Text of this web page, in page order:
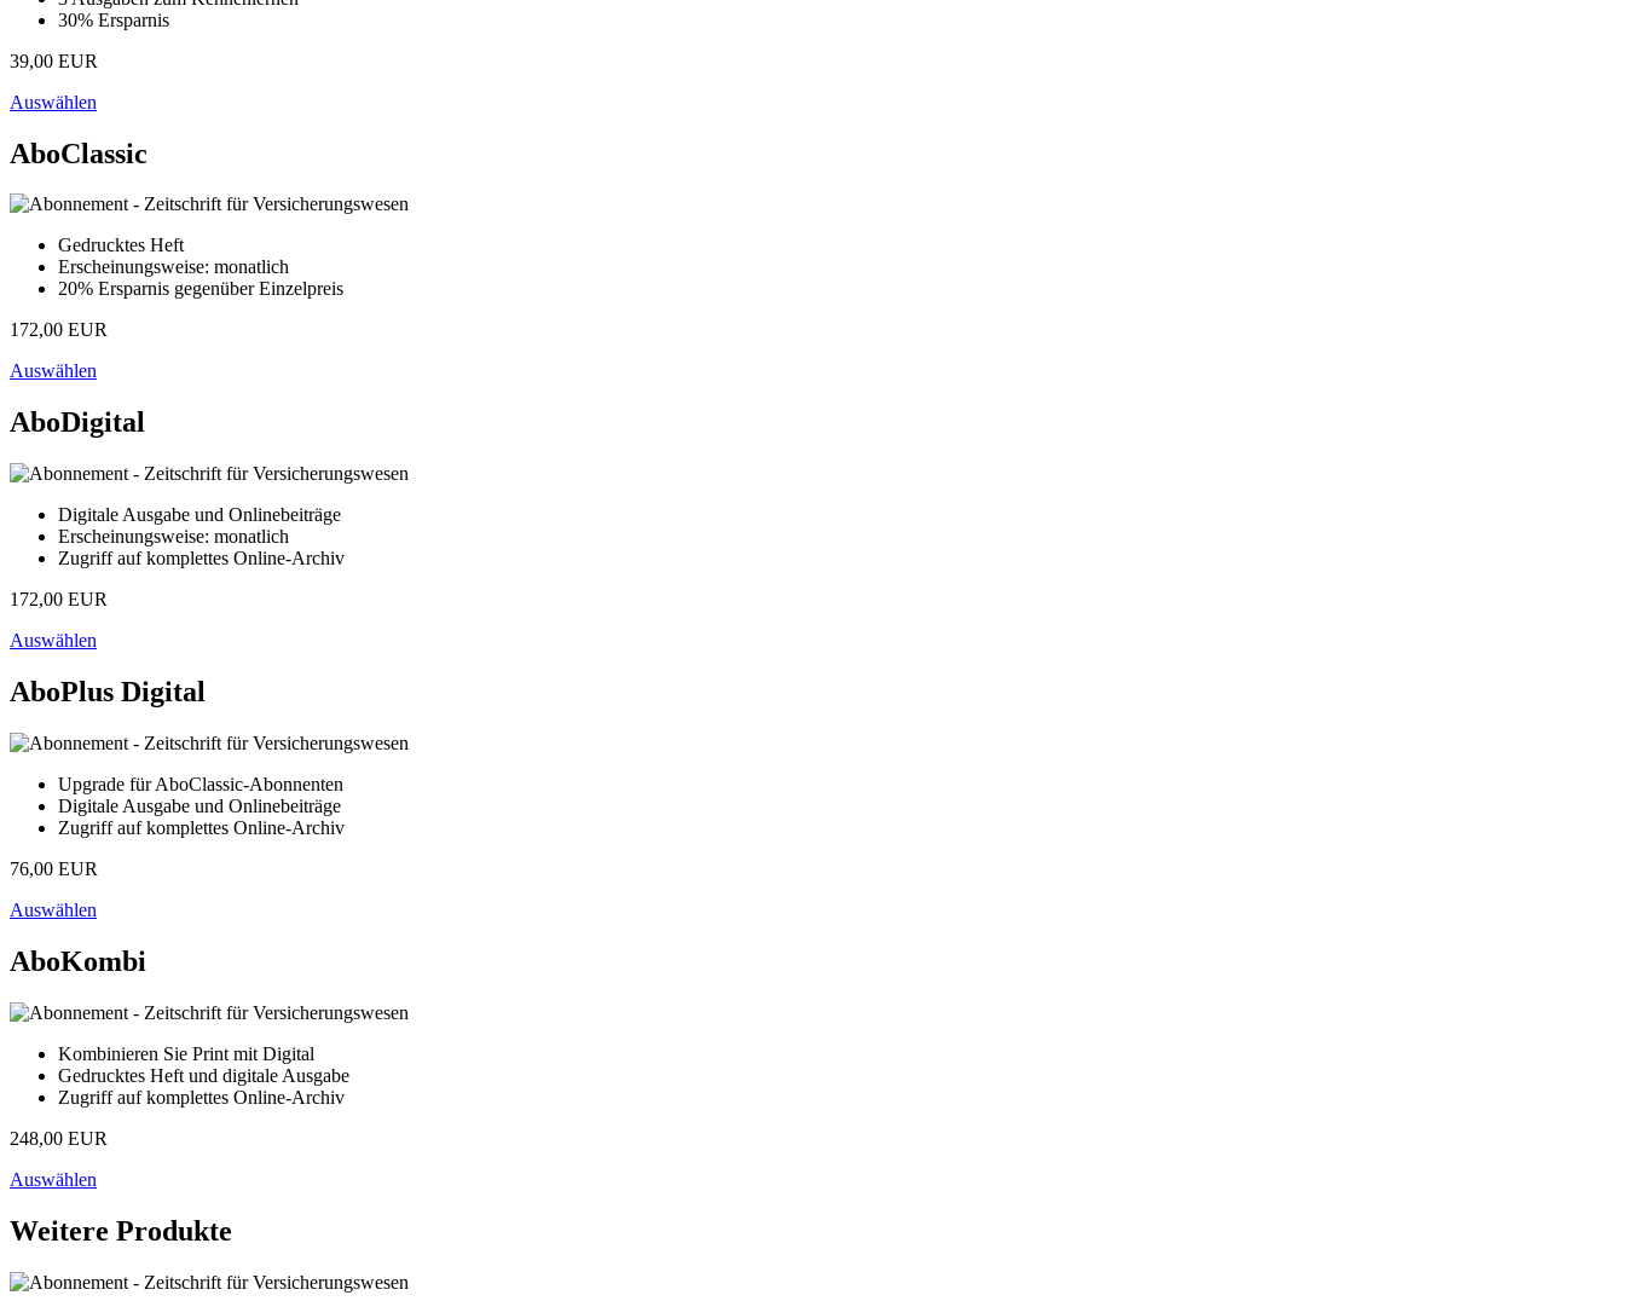
30% Ersparnis
39,00 EUR
Auswählen
AboClassic
Gedrucktes Heft
Erscheinungsweise: monatlich
20% Ersparnis gegenüber Einzelpreis
172,00 EUR
Auswählen
AboDigital
Digitale Ausgabe und Onlinebeiträge
Erscheinungsweise: monatlich
Zugriff auf komplettes Online-Archiv
172,00 EUR
Auswählen
AboPlus Digital
Upgrade für AboClassic-Abonnenten
Digitale Ausgabe und Onlinebeiträge
Zugriff auf komplettes Online-Archiv
76,00 EUR
Auswählen
AboKombi
Kombinieren Sie Print mit Digital
Gedrucktes Heft und digitale Ausgabe
Zugriff auf komplettes Online-Archiv
248,00 EUR
Auswählen
Weitere Produkte